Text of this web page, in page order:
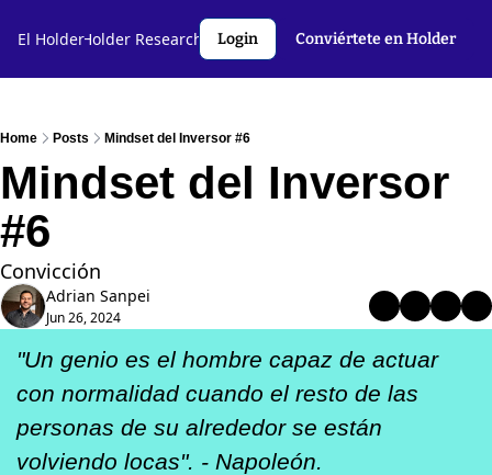
El Holder
Holder🤝 Holder Research💻️ Criptoslang🗣️ Autores
Login Conviértete en Holder
Home Posts Mindset del Inversor #6
Mindset del Inversor
#6
Convicción
Adrian Sanpei
Jun 26, 2024
"Un genio es el hombre capaz de actuar
con normalidad cuando el resto de las
personas de su alrededor se están
volviendo locas". - Napoleón.